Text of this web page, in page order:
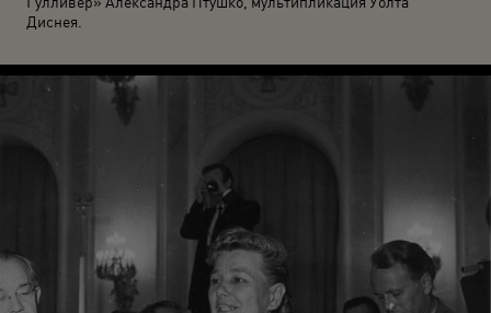
Диснея.